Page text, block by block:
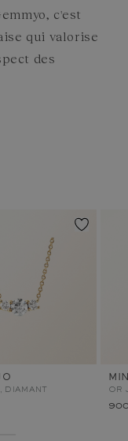
c'est
qui valorise
des
DIAMANT OR